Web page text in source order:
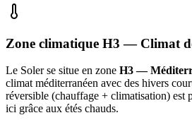
Zone climatique H3 — Climat
Le Solerse situe en zone H3 —
climat méditerranéen avec des hivers
réversible (chauffage + climatisation) est
ici grâce aux étés chauds.